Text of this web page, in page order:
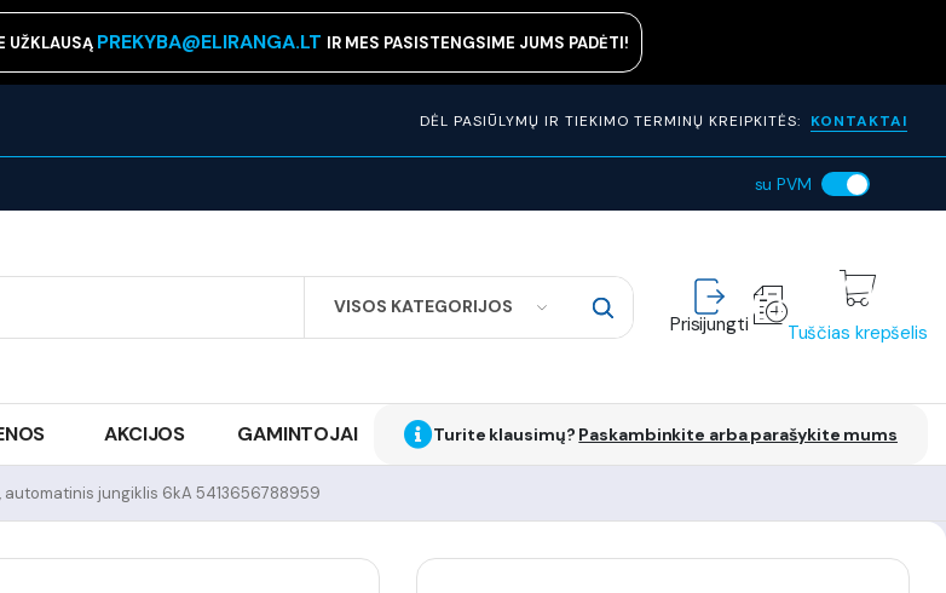
UŽKLAUSĄ PREKYBA@ELIRANGA.LT IR MES PASISTENGSIME JUMS PADĖTI!
DĖL PASIŪLYMŲ IR TIEKIMO TERMINŲ KREIPKITĖS: KONTAKTAI
su PVM
VISOS KATEGORIJOS
SEARCH Prisijungti Tuščias krepšelis
AKCIJOS GAMINTOJAI Turite klausimų? Paskambinkite arba parašykite mums
automatinis jungiklis 6kA 5413656788959